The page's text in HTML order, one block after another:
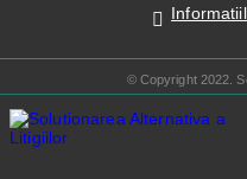
© Copyright 2022.